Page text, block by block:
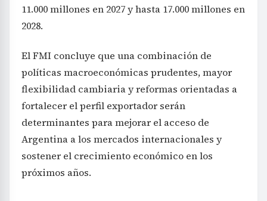
11.000 millones en 2027 y hasta 17.000 millones en
2028.
El FMI concluye que una combinación de
políticas macroeconómicas prudentes, mayor
flexibilidad cambiaria y reformas orientadas a
fortalecer el perfil exportador serán
determinantes para mejorar el acceso de
Argentina a los mercados internacionales y
sostener el crecimiento económico en los
próximos años.